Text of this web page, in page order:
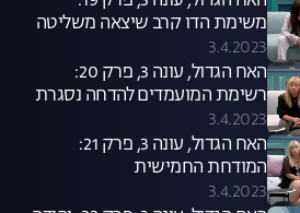
משימת הדו קרב שיצאה משליטה
3.4.2023
האח הגדול, עונה 3, פרק 20:
רשימת המועמדים להדחה נסגרת
3.4.2023
האח הגדול, עונה 3, פרק 21:
המודחת החמישית
3.4.2023